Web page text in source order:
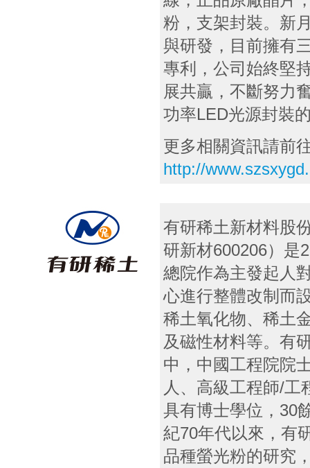
粉，支架封裝。新
與研發，目前擁有
專利，公司始終堅
展共贏，不斷努力
功率LED光源封裝
更多相關資訊請前
http://
有研稀土新材料股
研新材600206）是
總院作為主發起人
心進行整體改制而
稀土氧化物、稀土
及磁性材料等。有
中，中國工程院院
人、高級工程師/工
具有博士學位，30
紀70年代以來，有
品種螢光粉的研究